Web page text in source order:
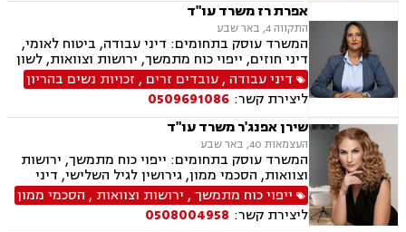
אפרת רז משרד עו"ד
התקווה 4, באר שבע
המשרד עוסק בתחומים: דיני עבודה, ביטוח לאומי,
דיני חוזים, ייפוי כוח מתמשך, ירושות וצוואות, לשון
הרע, מקרקעין ונדל"ן, נזקי גוף ותאונות
דיני עבודה ,עובדים זרים , זכויות נשים בהריון
ליצירת קשר: 0509691086
שירן אפנג'ר משרד עו"ד
העצמאות 40, באר שבע
המשרד עוסק בתחומים: ייפוי כוח מתמשך, ירושות
וצוואות, הסכמי ממון, גירושין לגיל השלישי, דיני
חוזים, מקרקעין ונדל"ן, ליקויי בנייה, עסקאות מכר
דירה, פינוי מושכר, משפט אזרחי, חדלות פירעון
ייפוי כוח מתמשך, ירושות וצוואות , הסכמי ממון
ליצירת קשר: 0508004958